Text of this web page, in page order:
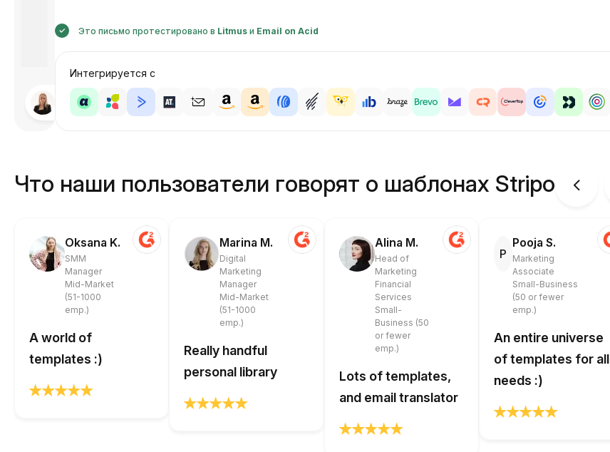
Разработано
Анастасия
Это письмо протестировано в Litmusи Email on Acid
Интегрируется с
Что наши пользователи говорят о шаблонах Stripo
Oksana K.
SMM
Manager
Mid-Market
(51-1000
emp.)
A world of
templates :)
Marina M.
Digital
Marketing
Manager
Mid-Market
(51-1000
emp.)
Really handful
personal library
Alina M.
Head of
Marketing
Financial
Services
Small-
Business (50
or fewer
emp.)
Lots of templates,
and email translator
P
Pooja S.
Marketing
Associate
Small-Business
(50 or fewer
emp.)
An entire universe
of templates for all
needs :)